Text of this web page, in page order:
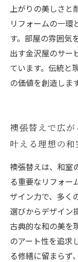
上がりの美しさと
リフォームの一環
す。部屋の雰囲気
出す金沢屋のサー
ています。伝統と
の価値を創造します
襖張替えで広
叶える理想の和
襖張替えは、和室
る重要なリフォー
ザイン力で、多く
選びからデザイン
古典的な和の美を
のアート性を追求
る修繕に留まらず